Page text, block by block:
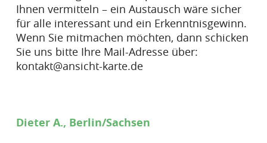
Ihnen vermitteln – ein Austausch wäre sicher
für alle interessant und ein Erkenntnisgewinn.
Wenn Sie mitmachen möchten, dann schicken
Sie uns bitte Ihre Mail-Adresse über:
kontakt@ansicht-karte.de
Dieter A., Berlin/Sachsen